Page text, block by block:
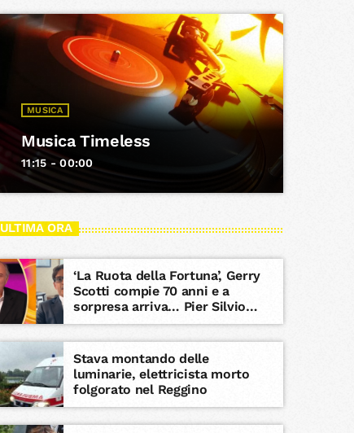
MUSICA
Musica Timeless
11:15 - 00:00
ULTIMA ORA
‘La Ruota della Fortuna’, Gerry
Scotti compie 70 anni e a
sorpresa arriva… Pier Silvio
Berlusconi
Stava montando delle
luminarie, elettricista morto
folgorato nel Reggino